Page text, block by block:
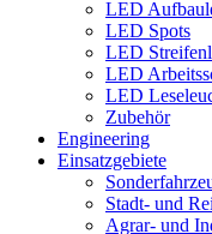
LED
LED Spots
LED
LED
LED
Zubehör
Engineering
Einsatzgebiete
Stadt- und
Agrar- und